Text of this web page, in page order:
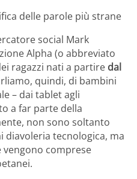
delle parole più strane
social Mark
Alpha (o abbreviato
ragazzi nati a partire dal
quindi, di bambini
– dai tablet agli
a far parte della
non sono soltanto
diavoleria tecnologica, ma
comprese